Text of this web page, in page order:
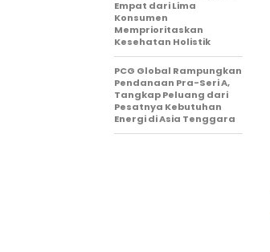
Empat dari Lima
Konsumen
Memprioritaskan
Kesehatan Holistik
PCG Global Rampungkan
Pendanaan Pra-Seri A,
Tangkap Peluang dari
Pesatnya Kebutuhan
Energi di Asia Tenggara